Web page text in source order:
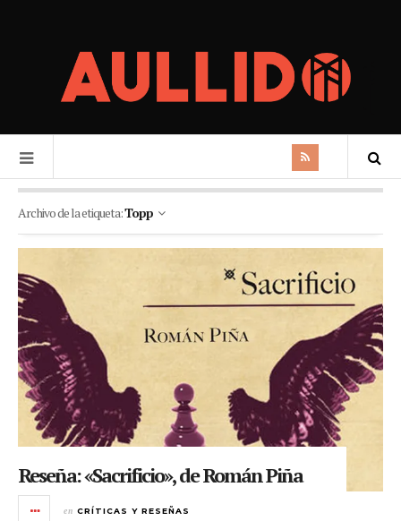
Archivo de la etiqueta:Topp
Reseña: «Sacrificio», de Román Piña
en CRÍTICAS Y RESEÑAS